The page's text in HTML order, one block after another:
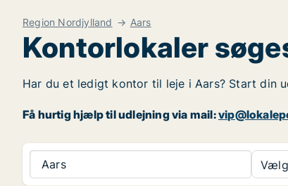
Region Nordjylland Aars
Kontorlokaler
Har du et ledigt kontor til leje i Aars? Start din
Få hurtig hjælp til udlejning via mail:
Aars